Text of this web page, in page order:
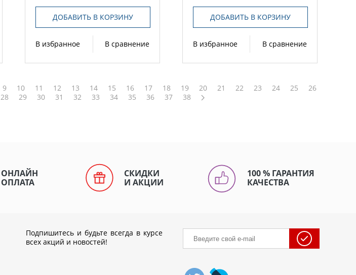
ДОБАВИТЬ В КОРЗИНУ
В избранное В сравнение
ДОБАВИТЬ В КОРЗИНУ
В избранное В сравнение
9 10 11 12 13 14 15 16 17 18 19 20 21 22 23 24 25
26
28 29 30 31 32 33 34 35 36 37 38
ОНЛАЙН
ОПЛАТА
СКИДКИ
И АКЦИИ
100 % ГАРАНТИЯ
КАЧЕСТВА
Подпишитесь и будьте всегда в курсе
всех акций и новостей!